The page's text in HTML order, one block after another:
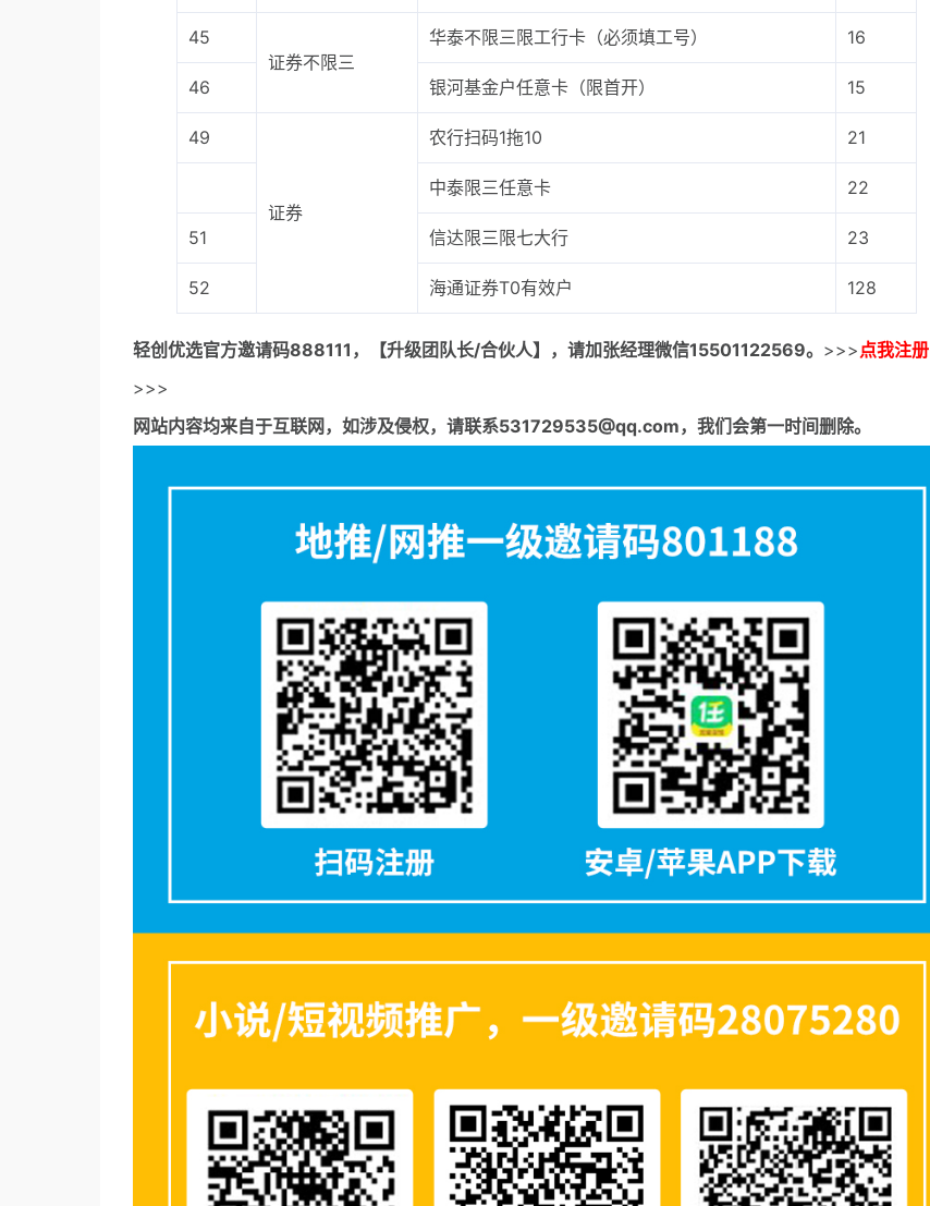
45
证券不限三
华泰不限三限工行卡（必须填工号） 16
46 银河基金户任意卡（限首开） 15
49
证券
农行扫码1拖10 21
中泰限三任意卡 22
51 信达限三限七大行 23
52 海通证券T0有效户 128
轻创优选官方邀请码888111，【升级团队长/合伙人】，请加张经理微信15501122569。 >>>点我注册
>>>
网站内容均来自于互联网，如涉及侵权，请联系531729535@qq.com，我们会第一时间删除。